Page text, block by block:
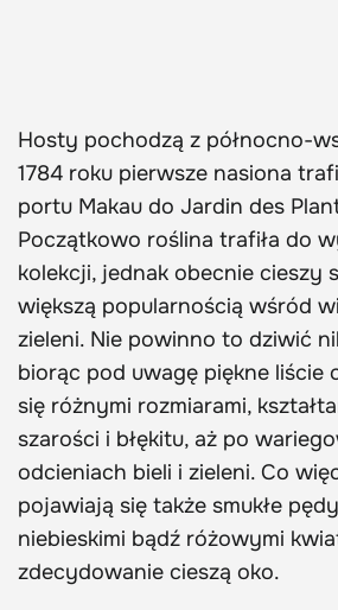
Hosty pochodzą z północno-
1784 roku pierwsze nasiona
portu Makau do Jardin des
Początkowo roślina trafiła do
kolekcji, jednak obecnie cieszy
większą popularnością wśród
zieleni. Nie powinno to dziwić
biorąc pod uwagę piękne liście
się różnymi rozmiarami,
szarości i błękitu, aż po
odcieniach bieli i zieleni. Co
pojawiają się także smukłe
niebieskimi bądź różowymi
zdecydowanie cieszą oko.